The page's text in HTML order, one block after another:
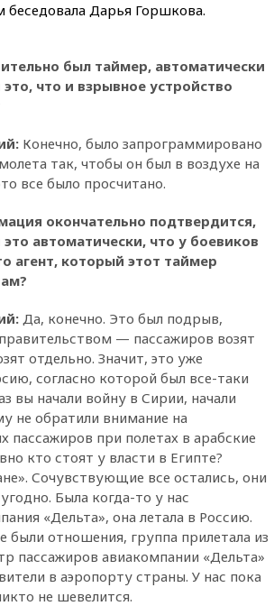
беседовала Дарья Горшкова.
был таймер, автоматически
это, что и взрывное устройство
Конечно, было запрограммировано
так, чтобы он был в воздухе на
все было просчитано.
окончательно подтвердится,
это автоматически, что у боевиков
агент, который этот таймер
Да, конечно. Это был подрыв,
— пассажиров возят
отдельно. Значит, это уже
согласно которой был все-таки
вы начали войну в Сирии, начали
не обратили внимание на
пассажиров при полетах в арабские
кто стоят у власти в Египте?
Сочувствующие все остались, они
Была когда-то у нас
«Дельта», она летала в Россию.
были отношения, группа прилетала из
пассажиров авиакомпании «Дельта»
в аэропорту страны. У нас пока
не шевелится.